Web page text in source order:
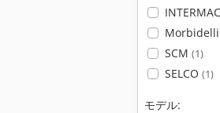
INTERMAC
Morbidelli
SCM (1)
SELCO (1)
モデル: